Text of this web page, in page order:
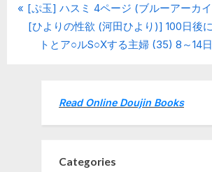
Post
navigation
P
r
[ぷ玉] ハスミ 4ページ (ブルーアーカ
N
[ひよりの性欲 (河田ひより)] 100日後
トとア○ルS○Xする主婦 (35) 8～14
Read Online Doujin Books
Categories